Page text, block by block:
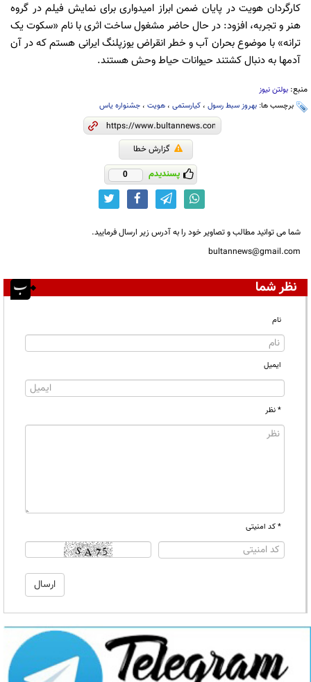
کارگردان هویت در پایان ضمن ابراز امیدواری برای نمایش فیلم در گروه
هنر و تجربه،‌ افزود: در حال حاضر مشغول ساخت اثری با نام «سکوت یک
ترانه» با موضوع بحران آب و خطر انقراض یوزپلنگ ایرانی هستم که در آن
آدمها به دنبال کشتند حیوانات حیاط وحش هستند.
منبع: بولتن نیوز
برچسب ها: بهروز سبط رسول ، کیارستمی ، هویت ، جشنواره یاس
گزارش خطا
پسندیدم 0
شما می توانید مطالب و تصاویر خود را به آدرس زیر ارسال فرمایید.
bultannews@gmail.com
نظر شما
نام
ایمیل
* نظر
* کد امنیتی